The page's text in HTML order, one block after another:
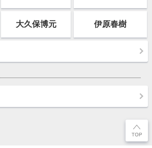
大久保博元 伊原春樹